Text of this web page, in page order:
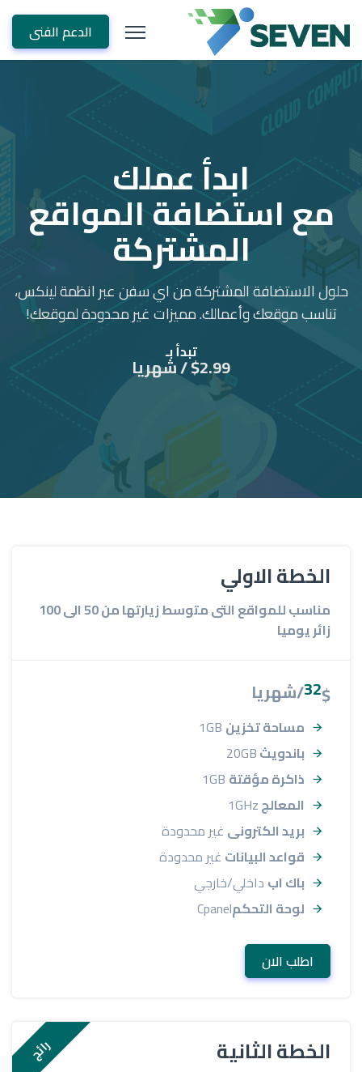
الدعم الفنى
ابدأ عملك
مع استضافة المواقع
المشتركة
حلول الاستضافة المشتركة من اي سفن عبر انظمة لينكس،
تناسب موقعك وأعمالك. مميزات غير محدودة لموقعك!
تبدأ بـ
$2.99 / شهريا
الخطة الاولي
مناسب للمواقع التى متوسط زيارتها من 50 الى 100
زائر يوميا
$
32/شهريا
مساحة تخزين
باندويث20GB
ذاكرة مؤقتة
المعالج1GHz
بريد الكترونى غير محدودة
قواعد البيانات غير محدودة
باك اب داخلي/خارجي
لوحة التحكمCpanel
اطلب الان
رائج الخطة الثانية